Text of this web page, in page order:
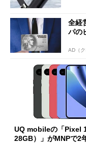
全経
パの
AD（ク
UQ mobileの「Pixel
28GB）」がMNPで2